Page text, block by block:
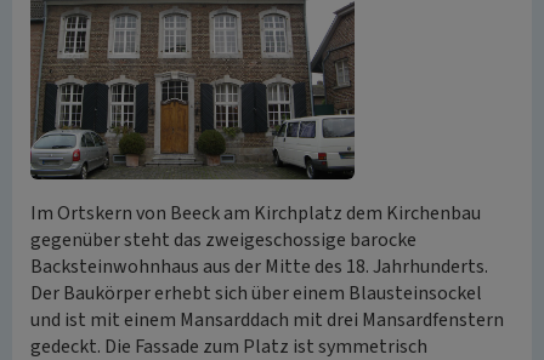
Im Ortskern von Beeck am Kirchplatz dem Kirchenbau
gegenüber steht das zweigeschossige barocke
Backsteinwohnhaus aus der Mitte des 18. Jahrhunderts.
Der Baukörper erhebt sich über einem Blausteinsockel
und ist mit einem Mansarddach mit drei Mansardfenstern
gedeckt. Die Fassade zum Platz ist symmetrisch